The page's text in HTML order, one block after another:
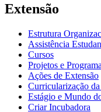
Extensão
Estrutura
Assistência
Cursos
Projetos e
Ações de Extensão
Curricularização
Estágio e Mundo
Criar Incubadora